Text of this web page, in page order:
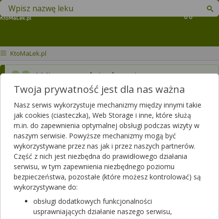
Koszyk
Znajdź lek w swojej okolicy
KtoMaLek.pl
Witam gdzie kupię w
Krakowie prevenar
szczepionkę dla dzieci
Dotyczy ulotkiPrevenar 13
Dotyczy: Kobieta, 10 lat
Twoja prywatność jest dla nas ważna
Nasz serwis wykorzystuje mechanizmy między innymi takie
jak cookies (ciasteczka), Web Storage i inne, które służą
m.in. do zapewnienia optymalnej obsługi podczas wizyty w
naszym serwisie. Powyższe mechanizmy mogą być
wykorzystywane przez nas jak i przez naszych partnerów.
Część z nich jest niezbędna do prawidłowego działania
serwisu, w tym zapewnienia niezbędnego poziomu
bezpieczeństwa, pozostałe (które możesz kontrolować) są
wykorzystywane do:
obsługi dodatkowych funkcjonalności
usprawniających działanie naszego serwisu,